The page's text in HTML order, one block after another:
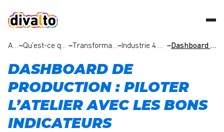
Accueil– Qu'est-ce qu'un ERP industrie ? Notre guide complet sur les logiciels ERP industriels – Transformation digitale et industrielle : réussir sa transition vers l’industrie 4.0– Industrie 4.0 et IoT : connecter l’usine pour mieux piloter la production – Dashboard de production : piloter l’atelier avec les bons indicateurs
DASHBOARD DE
PRODUCTION : PILOTER
L’ATELIER AVEC LES BONS
INDICATEURS